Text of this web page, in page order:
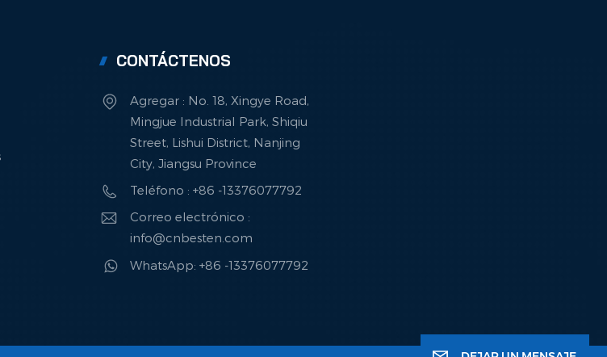
CONTÁCTENOS
Agregar : No. 18, Xingye Road,
Mingjue Industrial Park, Shiqiu
Street, Lishui District, Nanjing
City, Jiangsu Province
Teléfono : +86 -13376077792
Correo electrónico :
info@cnbesten.com
WhatsApp: +86 -13376077792